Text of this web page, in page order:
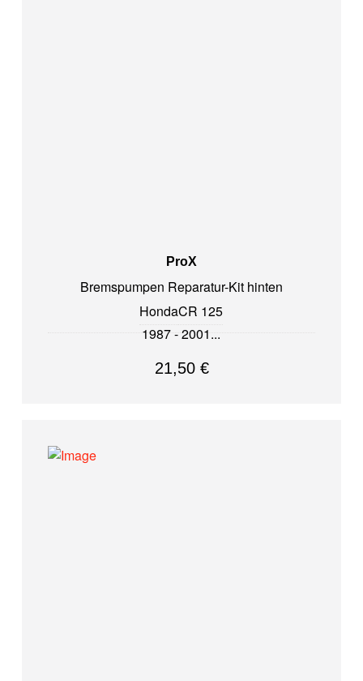
ProX
Bremspumpen Reparatur-Kit hinten
HondaCR 125
1987 - 2001
21,50 €